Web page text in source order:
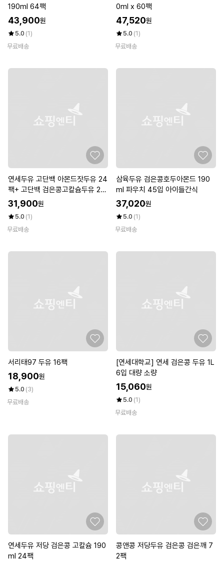
190ml 64팩
43,900원
5.0 (1)
무료배송
0ml x 60팩
47,520원
5.0 (1)
무료배송
연세두유 고단백 아몬드잣두유 24
팩+ 고단백 검은콩고칼슘두유 24
팩 (총48팩)
31,900원
5.0 (1)
무료배송
삼육두유 검은콩호두아몬드 190
ml 파우치 45입 아이들간식
37,020원
5.0 (1)
무료배송
서리태97 두유 16팩
18,900원
5.0 (3)
무료배송
[연세대학교] 연세 검은콩 두유 1L
6입 대량 소량
15,060원
5.0 (1)
무료배송
연세두유 저당 검은콩 고칼슘 190
ml 24팩
콩앤콩 저당두유 검은콩 검은깨 7
2팩